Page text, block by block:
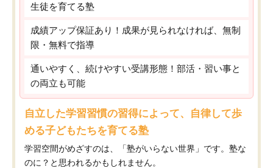
生徒を育てる塾
成績アップ保証あり！成果が見られなければ、無制
限・無料で指導
通いやすく、続けやすい受講形態！部活・習い事と
の両立も可能
自立した学習習慣の習得によって、自律して歩
める子どもたちを育てる塾
学習空間がめざすのは、「塾がいらない世界」です。塾な
のに？と思われるかもしれません。